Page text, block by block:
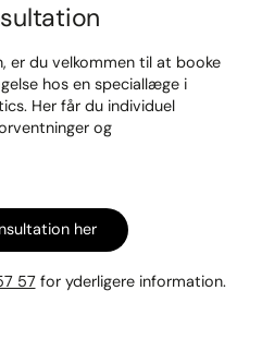
er du velkommen til at booke
hos en speciallæge i
Her får du individuel
og
her
57for yderligere information.